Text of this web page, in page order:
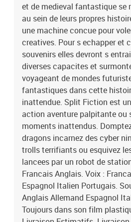
et de medieval fantastique se
au sein de leurs propres
une machine concue pour
creatives. Pour s echapper et
souvenirs elles devront s
diverses capacites et
voyageant de mondes
fantastiques dans cette
inattendue. Split Fiction est
action aventure palpitante ou
moments inattendus.
dragons incarnez des cyber
trolls terrifiants ou esquivez
lancees par un robot de
Francais Anglais. Voix :
Espagnol Italien Portugais.
Anglais Allemand Espagnol
Toujours dans son film